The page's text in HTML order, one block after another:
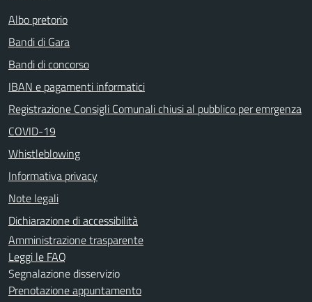
Albo pretorio
Bandi di Gara
Bandi di concorso
IBAN e pagamenti informatici
Registrazione Consigli Comunali chiusi al pubblico per emrgenza
COVID-19
Whistleblowing
Informativa privacy
Note legali
Dichiarazione di accessibilità
Amministrazione trasparente
Leggi le FAQ
Segnalazione disservizio
Prenotazione appuntamento